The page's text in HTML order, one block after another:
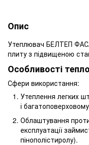
Опис
Утеплювач БЕЛТЕП
плиту з підвищеною
Особливості
Сфери використання:
Утеплення легких
і
Облаштування
експлуатації
пінополістиролу).